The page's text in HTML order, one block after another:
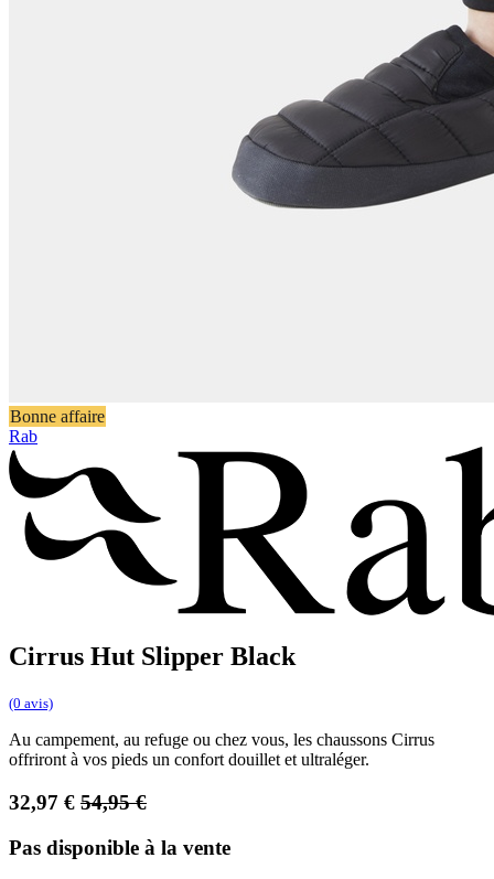
Bonne affaire
Rab
Cirrus Hut Slipper Black
(0 avis)
Au campement, au refuge ou chez vous, les chaussons Cirrus
offriront à vos pieds un confort douillet et ultraléger.
32,97 € 54,95€
Pas disponible à la vente